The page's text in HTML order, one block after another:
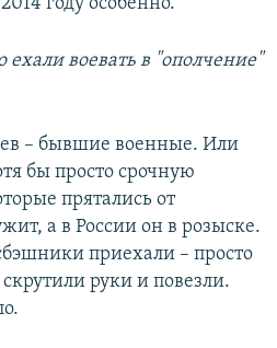
воевать в "ополчение"
– бывшие военные. Или
бы просто срочную
прятались от
а в России он в розыске.
приехали – просто
руки и повезли.